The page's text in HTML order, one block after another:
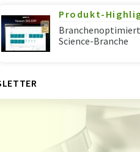
Produkt-
Science-Branche